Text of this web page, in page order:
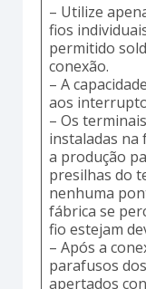
– Utilize
fios
permitido
conexão.
– A
aos
– Os
instaladas na
a produção
presilhas do
nenhuma
fábrica se
fio estejam
– Após a
parafusos
apertados